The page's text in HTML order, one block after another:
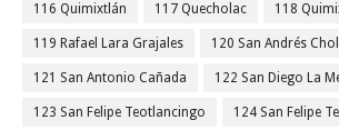
116 Quimixtlán 117 Quecholac 118
119 Rafael Lara Grajales 120 San Andrés
121 San Antonio Cañada 122 San Diego La
123 San Felipe Teotlancingo 124 San Felipe